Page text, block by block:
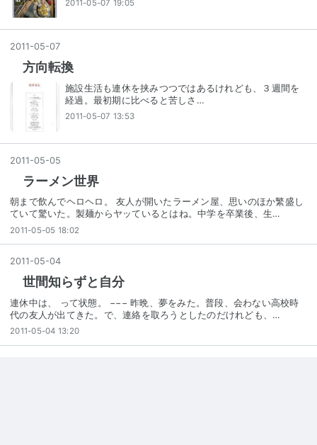
2011-05-07 19:05
2011 -05-07
方向転換
施設生活も連休を挟みつつではあるけれども、３週間を
経過。最初期に比べると苦しさ…
2011-05-07 13:53
2011 -05-05
ラーメン世界
朝まで飲んでヘロヘロ。 友人が開いたラーメン屋、思いのほか繁盛し
ていて驚いた。製麺からヤッているとはね。中学を卒業後、生…
2011-05-05 18:02
2011 -05-04
世間知らずと自分
連休中は、 って状態。 −−− 昨晩、夢をみた。普段、会わない高校時
代の友人が出てきた。で、連絡を取ろうとしたのだけれども、…
2011-05-04 13:20